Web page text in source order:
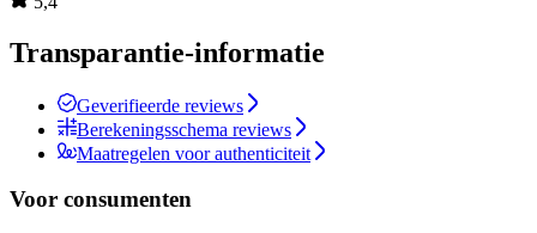
Transparantie-informatie
Geverifieerde reviews
Berekeningsschema reviews
Maatregelen voor authenticiteit
Voor consumenten